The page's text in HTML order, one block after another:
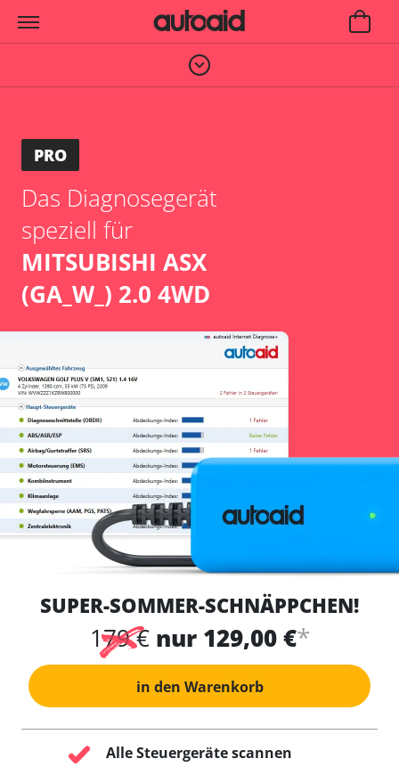
PRO
Das Diagnosegerät
speziell für
MITSUBISHI ASX
(GA_W_) 2.0 4WD
SUPER-SOMMER-SCHNÄPPCHEN!
179 € nur 129,00 €*
in den Warenkorb
Alle Steuergeräte scannen